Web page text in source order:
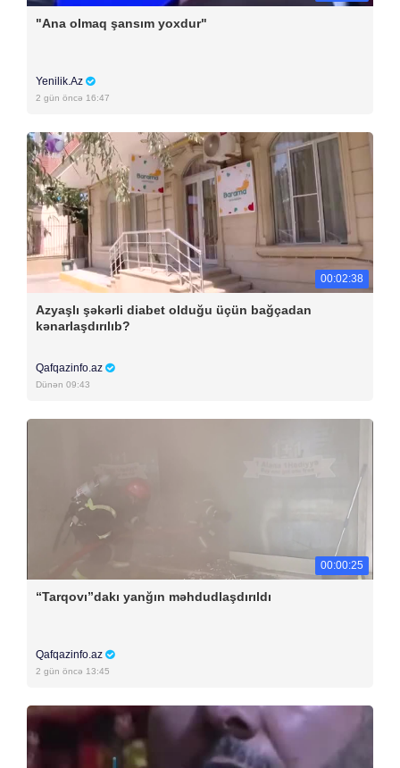
"Ana olmaq şansım yoxdur"
Yenilik.Az
2 gün öncə 16:47
00:02:38
Azyaşlı şəkərli diabet olduğu üçün bağçadan
kənarlaşdırılıb?
Qafqazinfo.az
Dünən 09:43
00:00:25
“Tarqovı”dakı yanğın məhdudlaşdırıldı
Qafqazinfo.az
2 gün öncə 13:45